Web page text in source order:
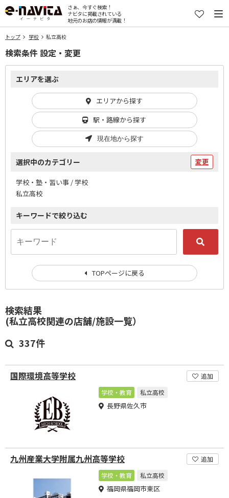
さぁ、今すぐ検索！
ナビタに掲載されている
地元のお店の情報が満載！
トップ 学校 私立高校
検索結果
(私立高校関連の店舗/施設一覧）
337件
国際環境高等学校
追加
学校・教育
私立高校
長野県佐久市
九州産業大学附属九州高等学校
追加
学校・教育
私立高校
福岡県福岡市東区
検索条件 設定・変更
エリアを選ぶ
エリアから探す
駅・路線から探す
現在地から探す
選択中のカテゴリー 変更
学校・塾・習い事 / 学校
私立高校
キーワードで絞り込む
TOPページに戻る